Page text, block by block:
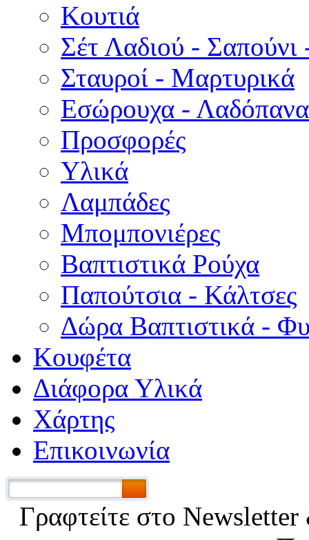
Κουτιά
Σέτ Λαδιού - Σαπούνι
Σταυροί - Μαρτυρικά
Εσώρουχα -
Προσφορές
Υλικά
Λαμπάδες
Μπομπονιέρες
Βαπτιστικά Ρούχα
Παπούτσια - Κάλτσες
Δώρα Βαπτιστικά -
Κουφέτα
Διάφορα Υλικά
Χάρτης
Επικοινωνία
Γραφτείτε στο Νewsletter